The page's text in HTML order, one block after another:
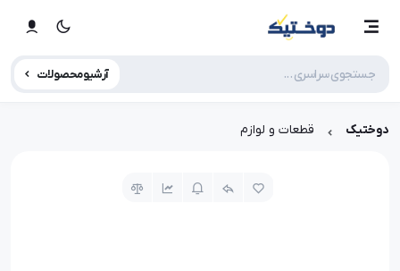
آرشیو محصولات
دوختیک قطعات و لوازم